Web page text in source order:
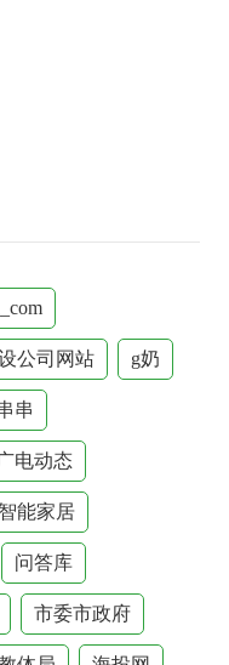
公司网站 g奶
串
电动态
智能家居
问答库
市委市政府